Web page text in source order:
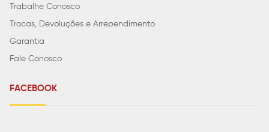
Trabalhe Conosco
Trocas, Devoluções e Arrependimento
Garantia
Fale Conosco
FACEBOOK